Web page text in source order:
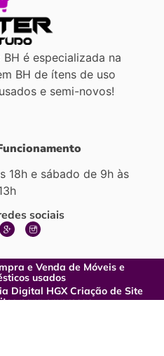
é especializada na
BH de ítens de uso
e semi-novos!
18h e sábado de 9h às
sociais
e Venda de Móveis e
usados
Digital HGX Criação de Site
para empresas